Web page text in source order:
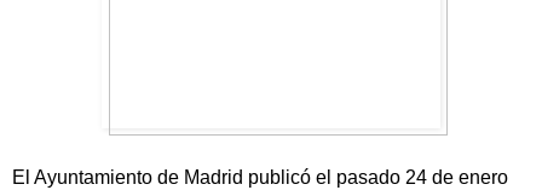
El Ayuntamiento de Madrid publicó el pasado 24 de enero